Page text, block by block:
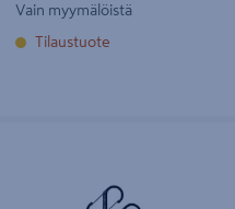
Vain myymälöistä
Tilaustuote